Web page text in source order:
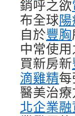
銷呼之欲
布全球
自於豐胸
中常使
買新房新
滴雞精
醫美治
北企業融